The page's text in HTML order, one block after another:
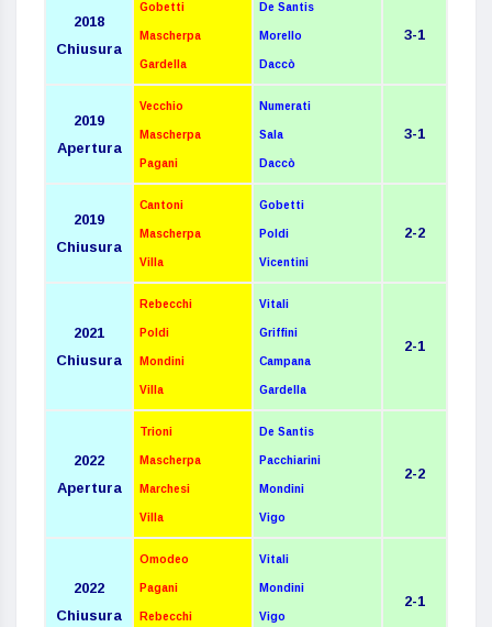
2018
Chiusura
Gobetti
Mascherpa
Gardella
De Santis
Morello
Daccò
3-1
2019
Apertura
Vecchio
Mascherpa
Pagani
Numerati
Sala
Daccò
3-1
2019
Chiusura
Cantoni
Mascherpa
Villa
Gobetti
Poldi
Vicentini
2-2
2021
Chiusura
Rebecchi
Poldi
Mondini
Villa
Vitali
Griffini
Campana
Gardella
2-1
2022
Apertura
Trioni
Mascherpa
Marchesi
Villa
De Santis
Pacchiarini
Mondini
Vigo
2-2
2022
Chiusura
Omodeo
Pagani
Rebecchi
Vitali
Mondini
Vigo
2-1